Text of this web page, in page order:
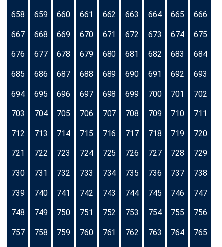
658 659 660 661 662 663 664 665 666
667 668 669 670 671 672 673 674 675
676 677 678 679 680 681 682 683 684
685 686 687 688 689 690 691 692 693
694 695 696 697 698 699 700 701 702
703 704 705 706 707 708 709 710 711
712 713 714 715 716 717 718 719 720
721 722 723 724 725 726 727 728 729
730 731 732 733 734 735 736 737 738
739 740 741 742 743 744 745 746 747
748 749 750 751 752 753 754 755 756
757 758 759 760 761 762 763 764 765